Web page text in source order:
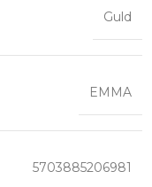
Guld
EMMA
5703885206981